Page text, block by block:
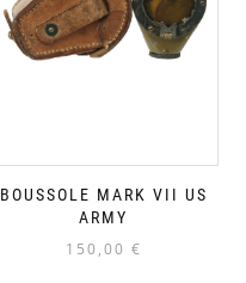
BOUSSOLE MARK VII US
ARMY
150,00 €